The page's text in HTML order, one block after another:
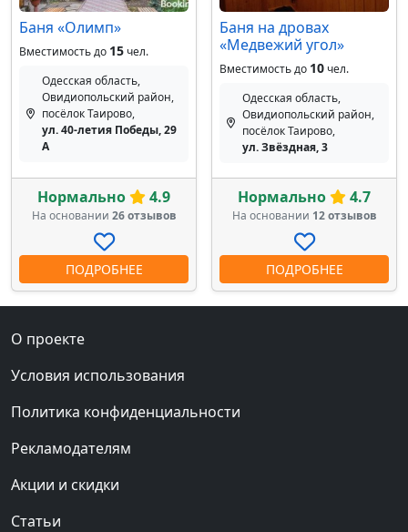
Баня «Олимп»
Вместимость до 15чел.
Одесская область,
Овидиопольский район,
посёлок Таирово,
ул. 40-летия Победы, 29
А
Нормально 4.9
На основании 26 отзывов
ПОДРОБНЕЕ
Баня на дровах
«Медвежий угол»
Вместимость до 10чел.
Одесская область,
Овидиопольский район,
посёлок Таирово,
ул. Звёздная, 3
Нормально 4.7
На основании 12 отзывов
ПОДРОБНЕЕ
О проекте
Условия использования
Политика конфиденциальности
Рекламодателям
Акции и скидки
Статьи